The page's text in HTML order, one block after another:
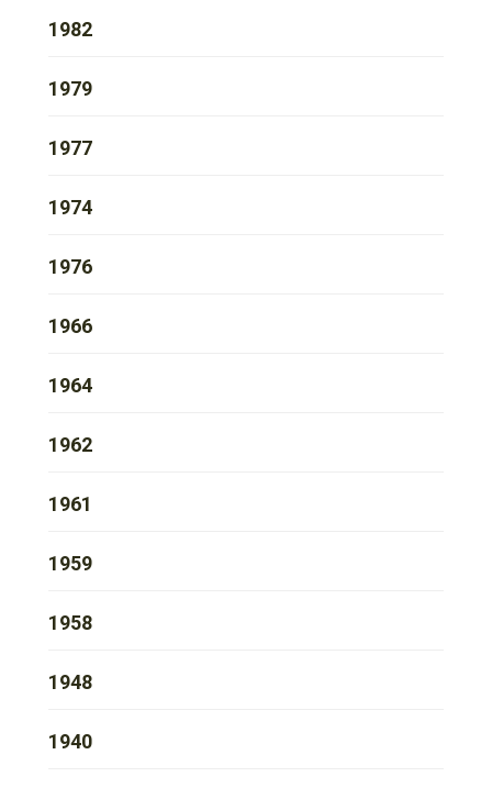
1982
1979
1977
1974
1976
1966
1964
1962
1961
1959
1958
1948
1940